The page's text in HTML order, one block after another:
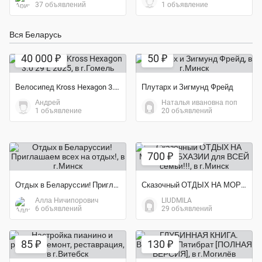
37 объявлений
1 объявление
Вся Беларусь
Экономия 24%
40 000 ₽
Велосипед Kross Hexagon 3.0 29 L 2025
Андрей
1 объявление
50 ₽
Плутарх и Зигмунд Фрейд
Наталья ивановна поп
20 объявлений
Отдых в Беларуссии! Приглашаем всех на отдых!
Алла Ничипорович
6 объявлений
700 ₽
Сказочный ОТДЫХ НА МОРЕ В АБХАЗИИ для ВСЕЙ семьи!!!
LIUDMILA
29 объявлений
85 ₽ 130 ₽